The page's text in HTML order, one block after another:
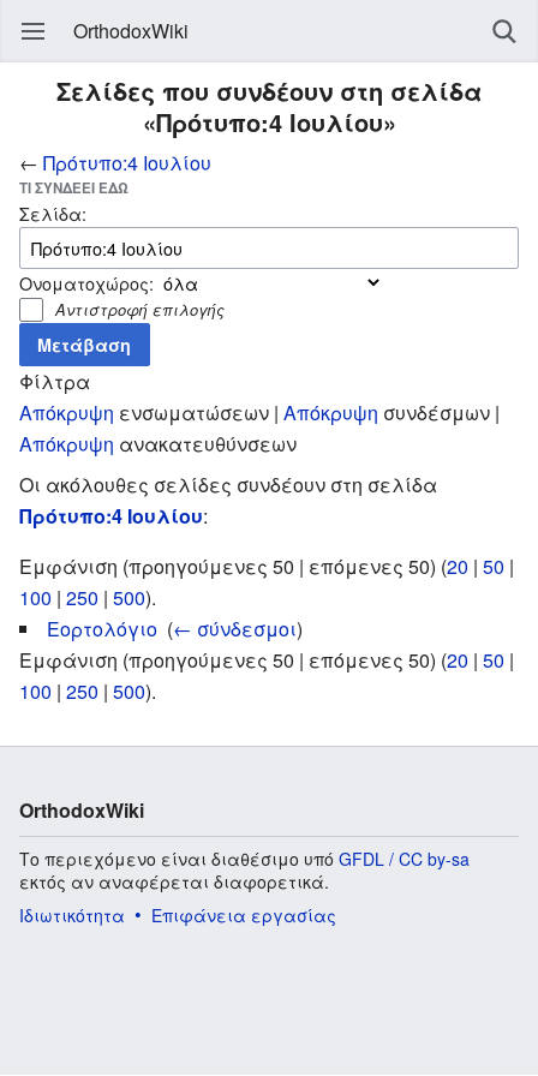
OrthodoxWiki
Σελίδες που συνδέουν στη σελίδα
«Πρότυπο:4 Ιουλίου»
← Πρότυπο:4 Ιουλίου
ΤΙ ΣΥΝΔΈΕΙ ΕΔΏ
Σελίδα:
Ονοματοχώρος:
Αντιστροφή επιλογής
Φίλτρα
Απόκρυψη ενσωματώσεων | Απόκρυψη συνδέσμων |
Απόκρυψη ανακατευθύνσεων
Οι ακόλουθες σελίδες συνδέουν στη σελίδα
Πρότυπο:4 Ιουλίου:
Εμφάνιση (προηγούμενες 50 | επόμενες 50) (20 | 50 |
100 | 250 | 500).
Εορτολόγιο (← σύνδεσμοι)
Εμφάνιση (προηγούμενες 50 | επόμενες 50) (20 | 50 |
100 | 250 | 500).
OrthodoxWiki
Το περιεχόμενο είναι διαθέσιμο υπό GFDL / CC by-sa
εκτός αν αναφέρεται διαφορετικά.
Ιδιωτικότητα
Επιφάνεια εργασίας